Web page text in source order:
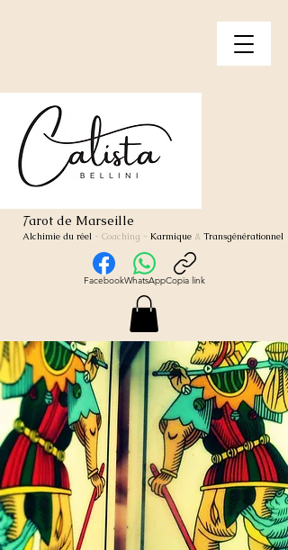
Tarot de Marseille
Alchimie du réel - Coaching - Karmique & Transgénérationnel
FacebookWhatsAppCopia link